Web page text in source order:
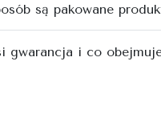
są pakowane
gwarancja i co